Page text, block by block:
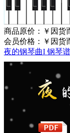
商品原价：
￥因货
会员价格：
￥因货
夜的钢琴曲I 钢琴